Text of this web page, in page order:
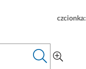
czcionka: